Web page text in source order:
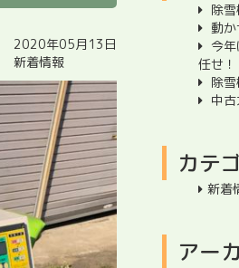
2020年05月13日
新着情報
除
動
今
任せ！
除
中
カテ
新着
アー